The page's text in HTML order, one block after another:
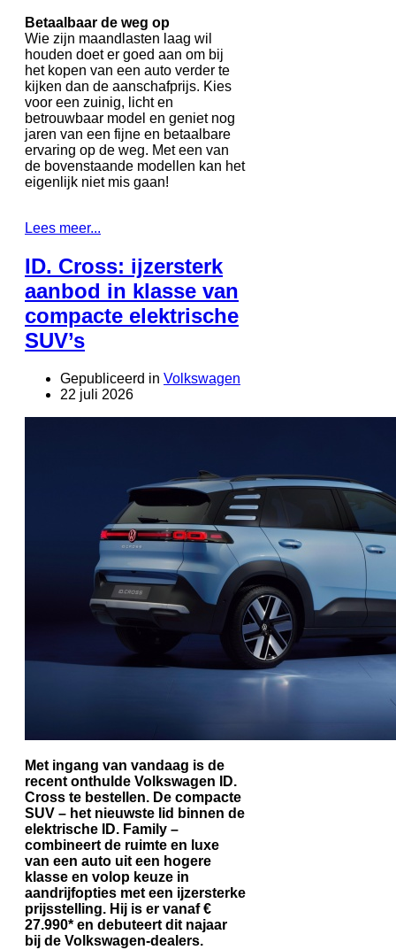
Betaalbaar de weg op
Wie zijn maandlasten laag wil
houden doet er goed aan om bij
het kopen van een auto verder te
kijken dan de aanschafprijs. Kies
voor een zuinig, licht en
betrouwbaar model en geniet nog
jaren van een fijne en betaalbare
ervaring op de weg. Met een van
de bovenstaande modellen kan het
eigenlijk niet mis gaan!
Lees meer...
ID. Cross: ijzersterk
aanbod in klasse van
compacte elektrische
SUV’s
Gepubliceerd in Volkswagen
22 juli 2026
Met ingang van vandaag is de
recent onthulde Volkswagen ID.
Cross te bestellen. De compacte
SUV – het nieuwste lid binnen de
elektrische ID. Family –
combineert de ruimte en luxe
van een auto uit een hogere
klasse en volop keuze in
aandrijfopties met een ijzersterke
prijsstelling. Hij is er vanaf €
27.990* en debuteert dit najaar
bij de Volkswagen-dealers.